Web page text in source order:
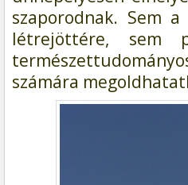
szaporodnak. Sem
létrejöttére, sem
számára